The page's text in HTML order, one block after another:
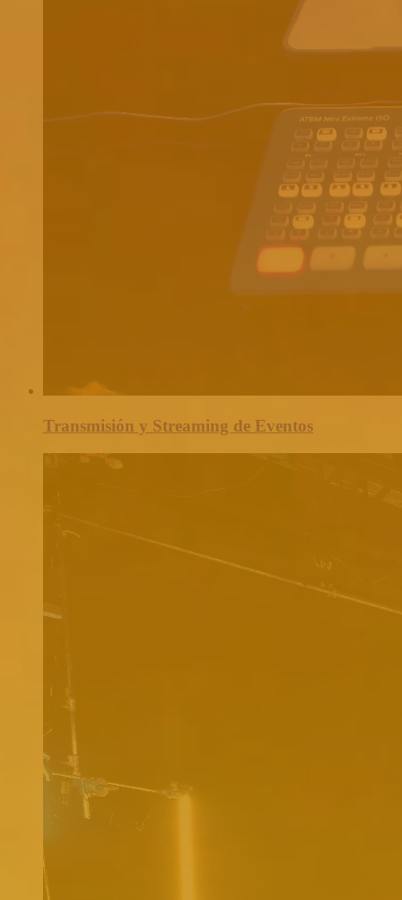
Transmisión y Streaming de Eventos